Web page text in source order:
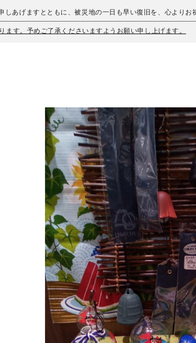
あげますとともに、被災地の一日も早い復旧を、心よりお
ます。予めご了承くださいますようお願い申し上げます。